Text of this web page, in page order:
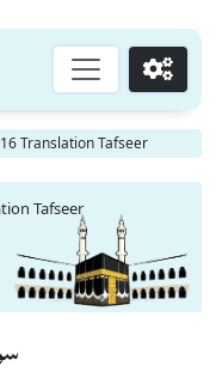
Go
Translation Tafseer
Tafseer